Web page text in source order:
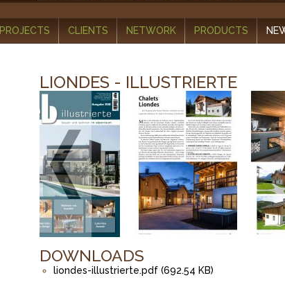
PROJECTS CLIENTS NETWORK PRODUCTS
LIONDES - ILLUSTRIERTE
DOWNLOADS
liondes-illustrierte.pdf (692.54 KB)